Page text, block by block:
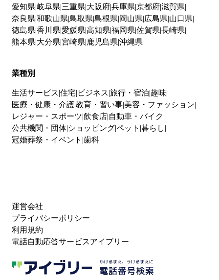
愛知県 岐阜県 三重県 大阪府兵庫県 京都府滋賀県
奈良県 和歌山県 鳥取県 島根県 岡山県 広島県 山口県
徳島県 香川県 愛媛県 高知県 福岡県 佐賀県 長崎県
熊本県 大分県 宮崎県 鹿児島県 沖縄県
業種別
生活サービス 住宅 ビジネス 旅行・宿泊 趣味
医療・健康・介護教育・習い事 美容・ファッション
レジャー・スポーツ 飲食店 自動車・バイク
公共機関・団体 ショッピングペット 暮らし
冠婚葬祭・イベント 歯科
運営会社
プライバシーポリシー
利用規約
電話自動応答サービスアイブリー